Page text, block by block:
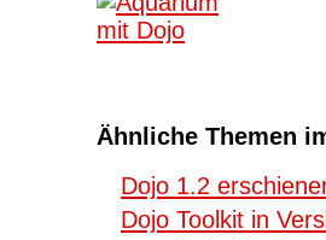
Ähnliche Themen
Dojo 1.2
Dojo Toolkit in